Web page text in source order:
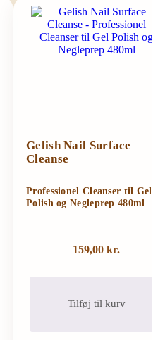
Gelish Nail Surface
Cleanse
Professionel Cleanser til Gel
Polish og Negleprep 480ml
159,00 kr.
Tilføj til kurv